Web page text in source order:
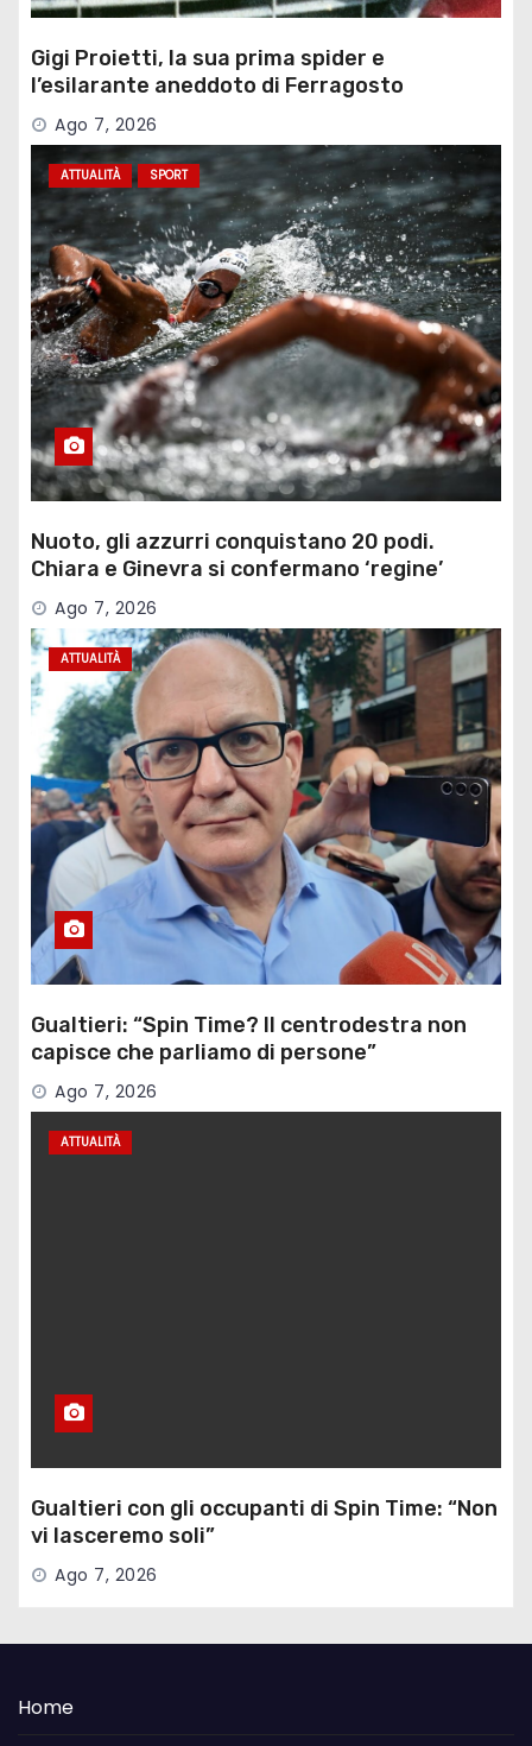
Gigi Proietti, la sua prima spider e
l’esilarante aneddoto di Ferragosto
Ago 7, 2026
ATTUALITÀ SPORT
Nuoto, gli azzurri conquistano 20 podi.
Chiara e Ginevra si confermano ‘regine’
Ago 7, 2026
ATTUALITÀ
Gualtieri: “Spin Time? Il centrodestra non
capisce che parliamo di persone”
Ago 7, 2026
ATTUALITÀ
Gualtieri con gli occupanti di Spin Time: “Non
vi lasceremo soli”
Ago 7, 2026
Home